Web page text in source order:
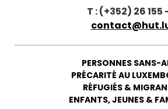
T : (+352) 26 155
PERSONNES SANS-
PRÉCARITÉ AU
RÉFUGIÉS &
ENFANTS, JEUNES &